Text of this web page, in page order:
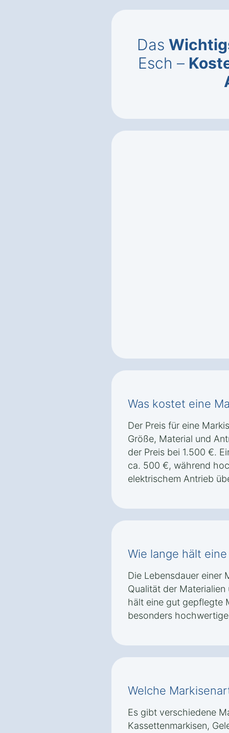
Das
Esch –
Was kostet eine
Der Preis für eine
Größe, Material und
der Preis bei 1.500 €.
ca. 500 €, während
elektrischem Antrieb
Wie lange hält
Die Lebensdauer einer
Qualität der
hält eine gut gepflegte
besonders
Welche
Es gibt verschiedene
Kassettenmarkisen,